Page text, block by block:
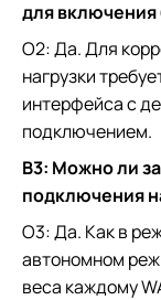
для включения
О2: Да. Для
нагрузки
интерфейса с
подключением.
В3: Можно ли
подключения
О3:Да. Как в
автономном
веса каждому